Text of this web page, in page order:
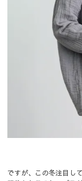
ですが、この冬注目し